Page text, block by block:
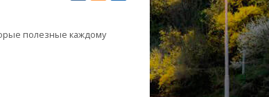
полезные каждому